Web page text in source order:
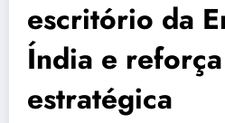
escritório da
Índia e
estratégica